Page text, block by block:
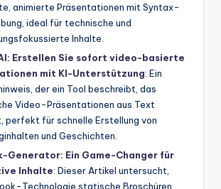
animierte Präsentationen mit Syntax-
ideal für technische und
Inhalte.
Erstellen Sie sofort video-basierte
mit KI-Unterstützung: Ein
der ein Tool beschreibt, das
Video-Präsentationen aus Text
perfekt für schnelle Erstellung von
und Geschichten.
Generator: Ein Game-Changer für
Inhalte: Dieser Artikel untersucht,
Technologie statische Broschüren